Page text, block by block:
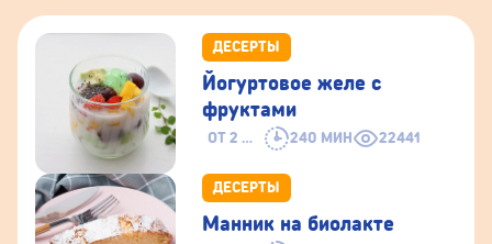
ДЕСЕРТЫ
ОТ 2 ЛЕТ 240 МИН 22441
Йогуртовое желе с
фруктами
ДЕСЕРТЫ
Манник на биолакте